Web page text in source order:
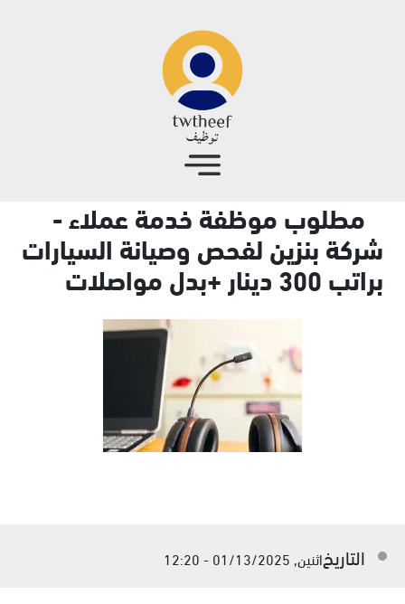
مطلوب موظفة خدمة عملاء -
شركة بنزين لفحص وصيانة السيارات
براتب 300 دينار +بدل مواصلات
التاريخاثنين, 01/13/2025 - 12:20